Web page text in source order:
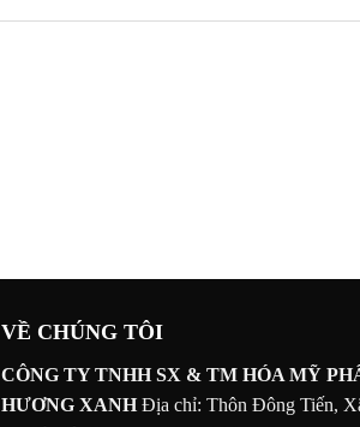
VỀ CHÚNG TÔI
CÔNG TY TNHH SX & TM HÓA MỸ
HƯƠNG XANHĐịa chỉ: Thôn Đông Tiến,